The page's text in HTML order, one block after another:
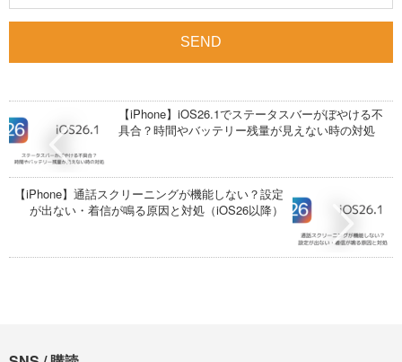
【iPhone】iOS26.1でステータスバーがぼやける不
具合？時間やバッテリー残量が見えない時の対処
【iPhone】通話スクリーニングが機能しない？設定
が出ない・着信が鳴る原因と対処（iOS26以降）